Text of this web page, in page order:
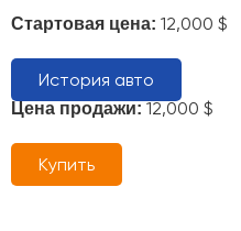
Стартовая цена: 12,000 $
История авто
Цена продажи:12,000 $
Купить